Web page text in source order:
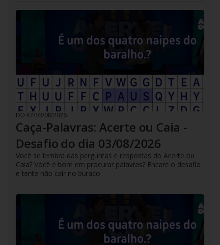
DO R7/03/08/2026
Caça-Palavras: Acerte ou Caia -
Desafio do dia 03/08/2026
Você se lembra das perguntas e respostas do Acerte ou
Caia? Você é bom em procurar palavras? Encare o desafio
e tente não cair no buraco